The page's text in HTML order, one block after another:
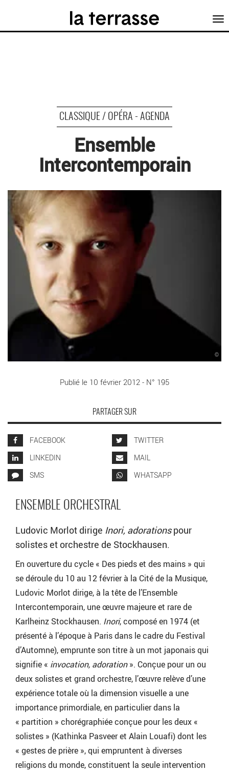
CLASSIQUE / OPÉRA - AGENDA
Ensemble
Intercontemporain
©
Publié le 10 février 2012 - N° 195
PARTAGER SUR
FACEBOOK
TWITTER
LINKEDIN
MAIL
SMS
WHATSAPP
ENSEMBLE ORCHESTRAL
Ludovic Morlot dirige Inori, adorationspour
solistes et orchestre de Stockhausen.
En ouverture du cycle « Des pieds et des mains » qui
se déroule du 10 au 12 février à la Cité de la Musique,
Ludovic Morlot dirige, à la tête de l’Ensemble
Intercontemporain, une œuvre majeure et rare de
Karlheinz Stockhausen. Inori, composé en 1974 (et
présenté à l’époque à Paris dans le cadre du Festival
d’Automne), emprunte son titre à un mot japonais qui
signifie « invocation, adoration». Conçue pour un ou
deux solistes et grand orchestre, l’œuvre relève d’une
expérience totale où la dimension visuelle a une
importance primordiale, en particulier dans la
« partition » chorégraphiée conçue pour les deux «
solistes » (Kathinka Pasveer et Alain Louafi) dont les
« gestes de prière », qui empruntent à diverses
religions du monde, constituent la seule intervention